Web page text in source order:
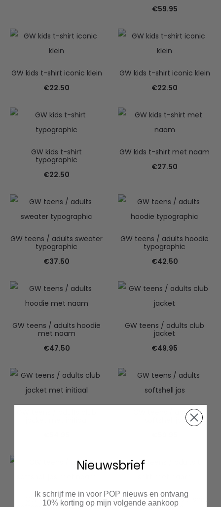
€59.95
GW kids t-shirt iconic klein
€22.50
GW kids t-shirt iconic klein
€22.50
GW kids t-shirt
typographic
€22.50
GW kids t-shirt met naam
€27.50
GW teens / adults sweater
typographic
€37.50
GW teens / adults hoodie
typographic
€42.50
GW teens / adults hoodie
met naam
€47.50
GW teens / adults club
jacket
€49.95
GW teens / adults
GW teens / adults
GW teens / adults t-shirt
Nieuwsbrief
Ik schrijf me in voor POP nieuws en ontvang
10% korting op mijn volgende aankoop